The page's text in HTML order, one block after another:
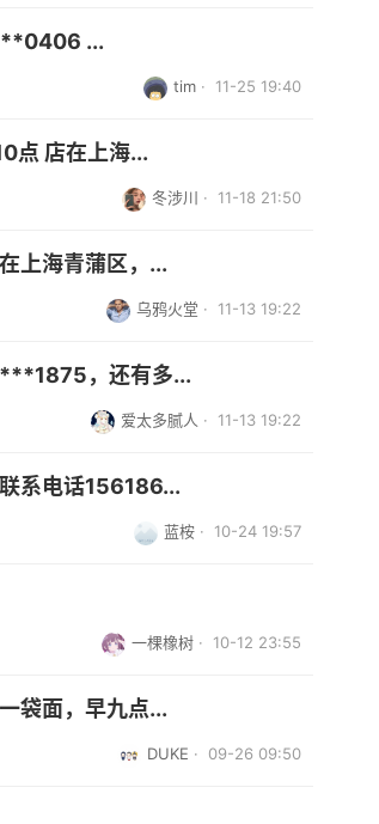
...
tim · 11-25 19:40
点 店在上海...
冬涉川 · 11-18 21:50
上海青蒲区，...
乌鸦火堂 · 11-13 19:22
，还有多...
爱太多腻人 · 11-13 19:22
系电话156186...
蓝桉 · 10-24 19:57
一棵橡树 · 10-12 23:55
袋面，早九点...
DUKE · 09-26 09:50